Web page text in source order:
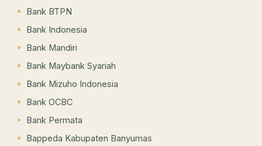
Bank BTPN
Bank Indonesia
Bank Mandiri
Bank Maybank Syariah
Bank Mizuho Indonesia
Bank OCBC
Bank Permata
Bappeda Kabupaten Banyumas